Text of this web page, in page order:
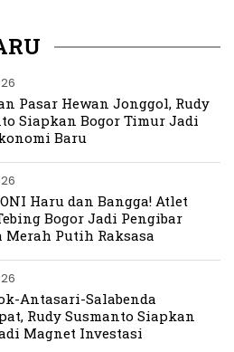
Pasar Hewan Jonggol, Rudy
Siapkan Bogor Timur Jadi
Baru
Haru dan Bangga! Atlet
Bogor Jadi Pengibar
Merah Putih Raksasa
Antasari-Salabenda
Rudy Susmanto Siapkan
Magnet Investasi